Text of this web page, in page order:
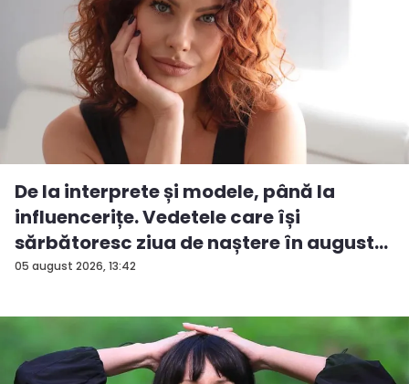
05 august 2026, 13:42
De la interprete și modele, până la
influencerițe. Vedetele care își
sărbătoresc ziua de naștere în august...